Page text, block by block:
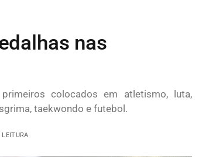
nas
colocados em atletismo, luta,
taekwondo e futebol.